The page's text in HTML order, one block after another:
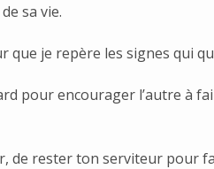
sa vie.
que je repère les signes qui
pour encourager l’autre à
de rester ton serviteur pour